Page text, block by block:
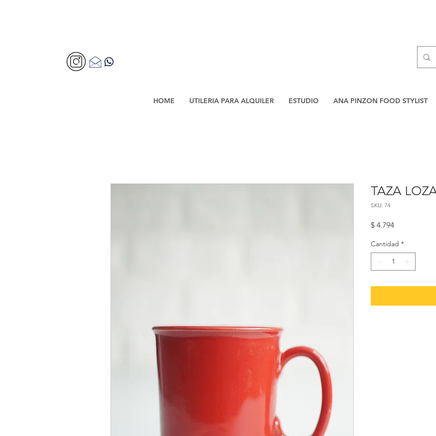
HOME UTILERIA PARA ALQUILER ESTUDIO ANA PINZON FOOD STYLIST
TAZA
SKU: 74
$ 4.794Precio
Cantidad *